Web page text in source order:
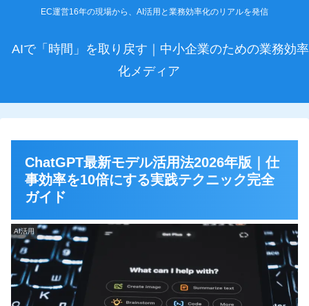
EC運営16年の現場から、AI活用と業務効率化のリアルを発信
AIで「時間」を取り戻す｜中小企業のための業務効率
化メディア
ChatGPT最新モデル活用法2026年版｜仕
事効率を10倍にする実践テクニック完全
ガイド
AI活用